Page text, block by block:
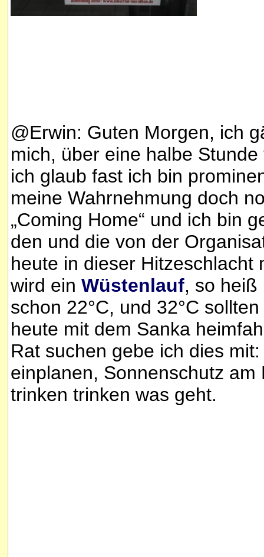
@Erwin: Guten Morgen, ich
mich, über eine halbe
ich glaub fast ich bin
meine Wahrnehmung doch
„Coming Home“ und ich bin
den und die von der
heute in dieser Hitzeschlacht
wird ein Wüstenlauf, so heiß
schon 22°C, und 32°C
heute mit dem Sanka
Rat suchen gebe ich dies
einplanen, Sonnenschutz
trinken trinken was geht.